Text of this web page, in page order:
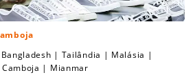
Bangladesh | Tailândia | Malásia |
Camboja | Mianmar